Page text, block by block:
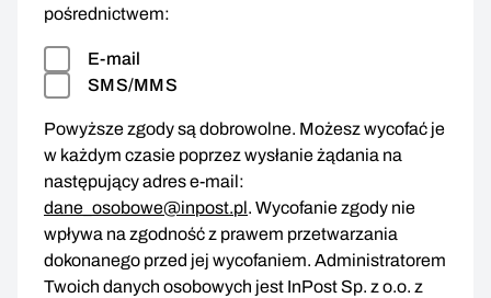
pośrednictwem:
E-mail
SMS/MMS
Powyższe zgody są dobrowolne. Możesz wycofać je
w każdym czasie poprzez wysłanie żądania na
następujący adres e-mail:
dane_osobowe@inpost.pl. Wycofanie zgody nie
wpływa na zgodność z prawem przetwarzania
dokonanego przed jej wycofaniem. Administratorem
Twoich danych osobowych jest InPost Sp. z o.o. z